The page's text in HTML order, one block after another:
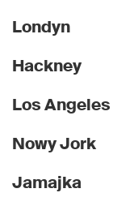
Londyn
Hackney
Los Angeles
Nowy Jork
Jamajka